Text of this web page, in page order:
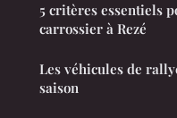
5 critères essentiels
carrossier à Rezé
Les véhicules de
saison